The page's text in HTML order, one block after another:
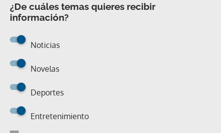
¿De cuáles temas quieres recibir
información?
Noticias
Novelas
Deportes
Entretenimiento